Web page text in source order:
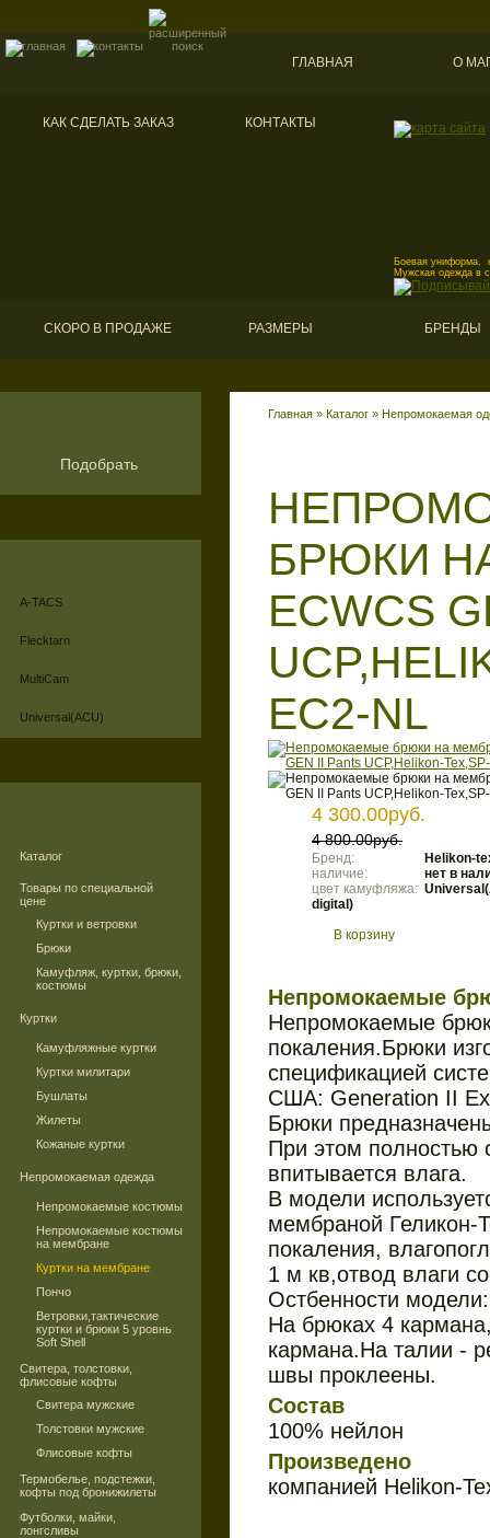
ГЛАВНАЯ О
КАК СДЕЛАТЬ ЗАКАЗ КОНТАКТЫ
Боевая униформа,
Мужская одежда в
СКОРО В ПРОДАЖЕ РАЗМЕРЫ БРЕНДЫ
Подобрать
A-TACS
Flecktarn
MultiCam
Universal(ACU)
Каталог
Товары по специальной
цене
Куртки и ветровки
Брюки
Камуфляж, куртки, брюки,
костюмы
Куртки
Камуфляжные куртки
Куртки милитари
Бушлаты
Жилеты
Кожаные куртки
Непромокаемая одежда
Непромокаемые костюмы
Непромокаемые костюмы
на мембране
Куртки на мембране
Пончо
Ветровки,тактические
куртки и брюки 5 уровнь
Soft Shell
Свитера, толстовки,
флисовые кофты
Свитера мужские
Толстовки мужские
Флисовые кофты
Термобелье, подстежки,
кофты под бронижилеты
Футболки, майки,
лонгсливы
Главная » Каталог » Непромокаемая
БРЮКИ
ECWCS
EC2-NL
4 300.00руб.
4 800.00руб.
Бренд:
Helikon-
наличие:
нет в
цвет камуфляжа:
digital)
В корзину
Непромокаемые
Непромокаемые
покаления.Брюки
спецификацией
США: Generation II
Брюки
При этом полностью
впитывается влага.
В модели
мембраной Геликон-
покаления,
1 м кв,отвод влаги
Остбенности модели:
На брюках 4
кармана.На талии -
швы проклеены.
Состав
100% нейлон
Произведено
компанией Helikon-